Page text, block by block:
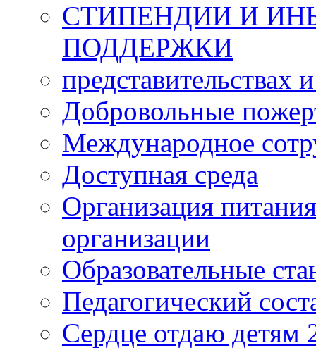
СТИПЕНДИИ И
ПОДДЕРЖКИ
представительствах
Добровольные
Международное
Доступная среда
Организация
организации
Образовательные
Педагогический
Сердце отдаю детям